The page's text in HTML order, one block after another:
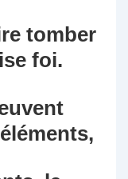
tomber
foi.